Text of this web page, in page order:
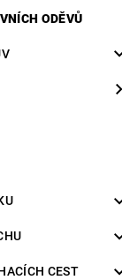
ODĚVŮ
CEST